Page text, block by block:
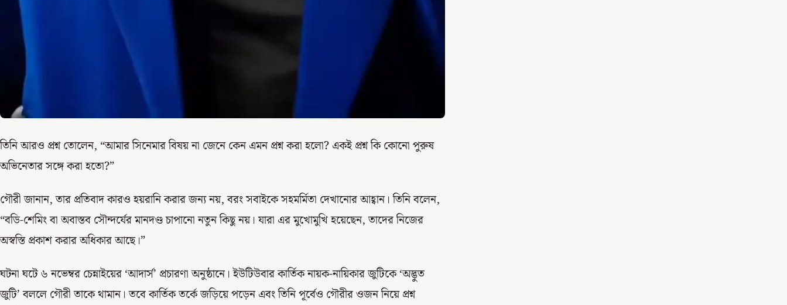
তিনি আরও প্রশ্ন তোলেন, “আমার সিনেমার বিষয় না জেনে কেন এমন প্রশ্ন করা হলো? একই প্রশ্ন কি কোনো পুরুষ
অভিনেতার সঙ্গে করা হতো?”
গৌরী জানান, তার প্রতিবাদ কারও হয়রানি করার জন্য নয়, বরং সবাইকে সহমর্মিতা দেখানোর আহ্বান। তিনি বলেন,
“বডি-শেমিং বা অবাস্তব সৌন্দর্যের মানদণ্ড চাপানো নতুন কিছু নয়। যারা এর মুখোমুখি হয়েছেন, তাদের নিজের
অস্বস্তি প্রকাশ করার অধিকার আছে।”
ঘটনা ঘটে ৬ নভেম্বর চেন্নাইয়ের ‘আদার্স’ প্রচারণা অনুষ্ঠানে। ইউটিউবার কার্তিক নায়ক-নায়িকার জুটিকে ‘অদ্ভুত
জুটি’ বললে গৌরী তাকে থামান। তবে কার্তিক তর্কে জড়িয়ে পড়েন এবং তিনি পূর্বেও গৌরীর ওজন নিয়ে প্রশ্ন